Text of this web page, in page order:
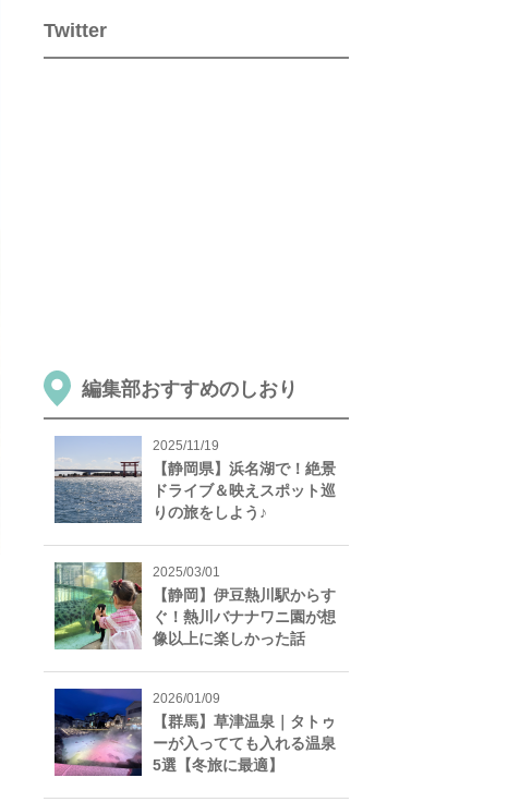
Twitter
編集部おすすめのしおり
2025/11/19
【静岡県】浜名湖で！絶景
ドライブ＆映えスポット巡
りの旅をしよう♪
2025/03/01
【静岡】伊豆熱川駅からす
ぐ！熱川バナナワニ園が想
像以上に楽しかった話
2026/01/09
【群馬】草津温泉｜タトゥ
ーが入ってても入れる温泉
5選【冬旅に最適】